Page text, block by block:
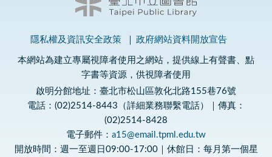
隱私權及資訊安全政策 政府網站資料開放宣告
本網站為建立專屬視障者使用之網站，提供線上有聲書、點
字書等資源，供視障者使用
啟明分館地址：臺北市松山區敦化北路155巷76號
電話：(02)2514-8443（詳細業務聯繫電話）｜傳真：
(02)2514-8428
電子郵件： a15@email.tpml.edu.tw
開放時間：週一至週日09:00-17:00｜休館日：每月第一個星